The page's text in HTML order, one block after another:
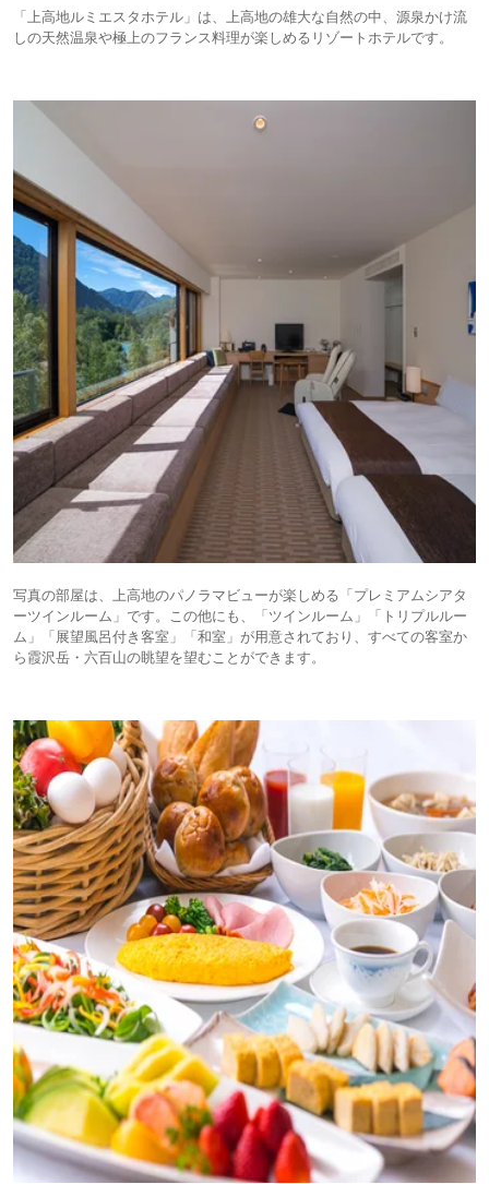
「上高地ルミエスタホテル」は、上高地の雄大な自然の中、源泉かけ流
しの天然温泉や極上のフランス料理が楽しめるリゾートホテルです。
写真の部屋は、上高地のパノラマビューが楽しめる「プレミアムシアタ
ーツインルーム」です。この他にも、「ツインルーム」「トリプルルー
ム」「展望風呂付き客室」「和室」が用意されており、すべての客室か
ら霞沢岳・六百山の眺望を望むことができます。